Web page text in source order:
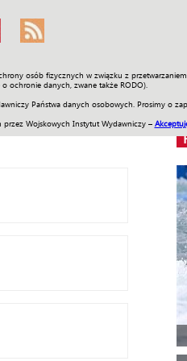
osób fizycznych w związku z
ochronie danych, zwane także RODO).
Państwa danych osobowych. Prosimy o
Wojskowych Instytut Wydawniczy –
Galerie Wideo ENGLISH